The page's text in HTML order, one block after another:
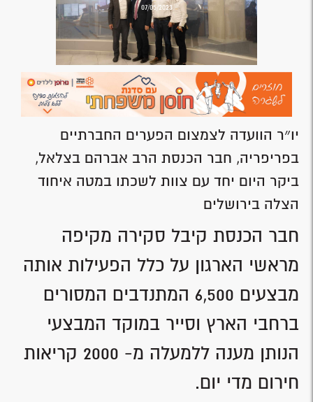
07/05/2023
יו״ר הוועדה לצמצום הפערים החברתיים
בפריפריה, חבר הכנסת הרב אברהם בצלאל,
ביקר היום יחד עם צוות לשכתו במטה איחוד
הצלה בירושלים
חבר הכנסת קיבל סקירה מקיפה
מראשי הארגון על כלל הפעילות אותה
מבצעים 6,500 המתנדבים המסורים
ברחבי הארץ וסייר במוקד המבצעי
הנותן מענה ללמעלה מ- 2000 קריאות
חירום מדי יום.